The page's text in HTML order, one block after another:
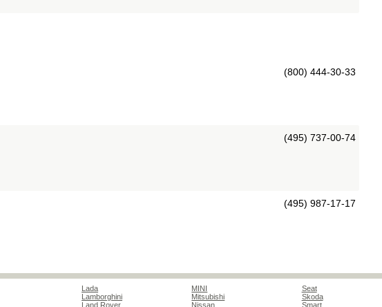
(800) 444-30-33
(495) 737-00-74
(495) 987-17-17
Lada
Lamborghini
Land Rover
MINI
Mitsubishi
Nissan
Seat
Skoda
Smart